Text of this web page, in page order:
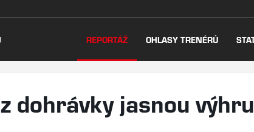
REPORTÁŽ OHLASY TRENÉRŮ
dohrávky jasnou výhru